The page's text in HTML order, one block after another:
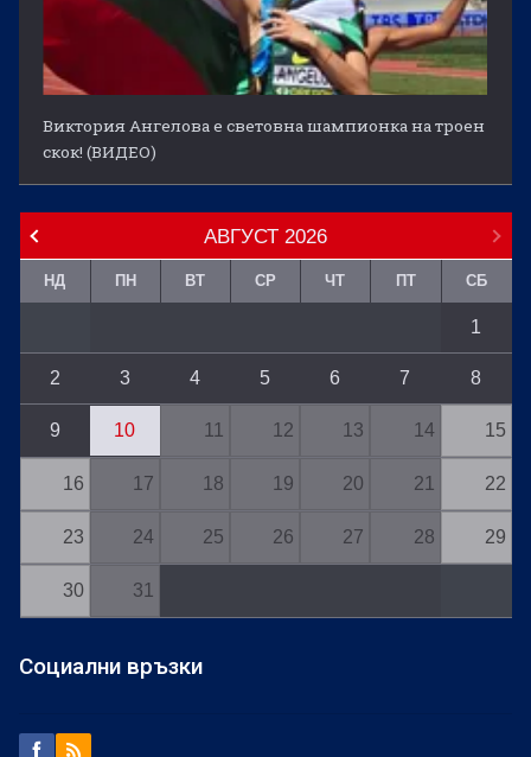
Виктория Ангелова е световна шампионка на троен
скок! (ВИДЕО)
АВГУСТ 2026
НД ПН ВТ СР ЧТ ПТ СБ
1
2 3 4 5 6 7 8
9 10 11 12 13 14 15
16 17 18 19 20 21 22
23 24 25 26 27 28 29
30 31
Социални връзки